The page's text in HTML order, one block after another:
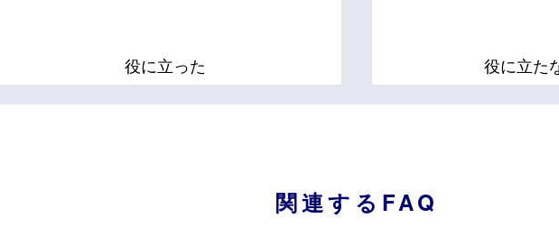
役に立った 役に立た
関連するFAQ